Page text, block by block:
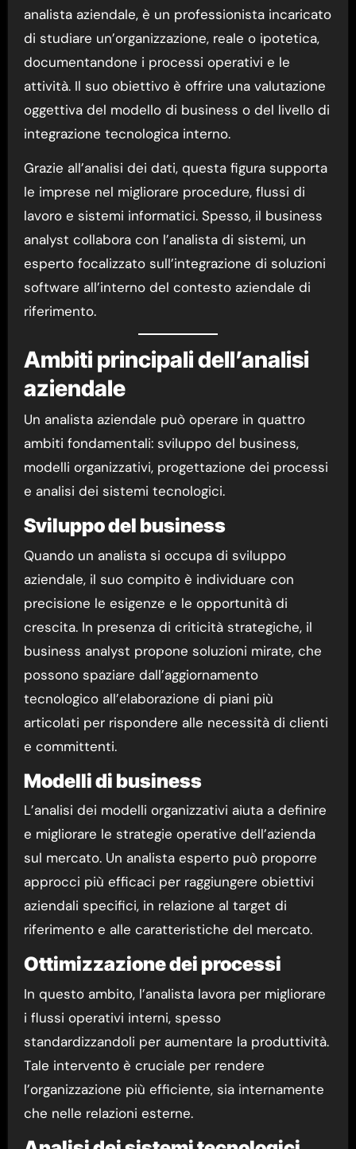
analista aziendale, è un professionista incaricato
di studiare un’organizzazione, reale o ipotetica,
documentandone i processi operativi e le
attività. Il suo obiettivo è offrire una valutazione
oggettiva del modello di business o del livello di
integrazione tecnologica interno.
Grazie all’analisi dei dati, questa figura supporta
le imprese nel migliorare procedure, flussi di
lavoro e sistemi informatici. Spesso, il business
analyst collabora con l’analista di sistemi, un
esperto focalizzato sull’integrazione di soluzioni
software all’interno del contesto aziendale di
riferimento.
Ambiti principali dell’analisi
aziendale
Un analista aziendale può operare in quattro
ambiti fondamentali: sviluppo del business,
modelli organizzativi, progettazione dei processi
e analisi dei sistemi tecnologici.
Sviluppo del business
Quando un analista si occupa di sviluppo
aziendale, il suo compito è individuare con
precisione le esigenze e le opportunità di
crescita. In presenza di criticità strategiche, il
business analyst propone soluzioni mirate, che
possono spaziare dall’aggiornamento
tecnologico all’elaborazione di piani più
articolati per rispondere alle necessità di clienti
e committenti.
Modelli di business
L’analisi dei modelli organizzativi aiuta a definire
e migliorare le strategie operative dell’azienda
sul mercato. Un analista esperto può proporre
approcci più efficaci per raggiungere obiettivi
aziendali specifici, in relazione al target di
riferimento e alle caratteristiche del mercato.
Ottimizzazione dei processi
In questo ambito, l’analista lavora per migliorare
i flussi operativi interni, spesso
standardizzandoli per aumentare la produttività.
Tale intervento è cruciale per rendere
l’organizzazione più efficiente, sia internamente
che nelle relazioni esterne.